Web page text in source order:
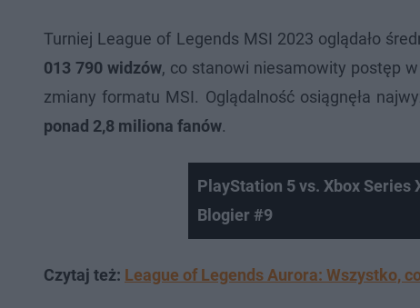
Turniej League of Legends MSI 2023 oglądało
013 790 widzów, co stanowi niesamowity postęp
zmiany formatu MSI. Oglądalność osiągnęła
ponad 2,8 miliona fanów.
PlayStation 5 vs. Xbox Series
Blogier #9
Czytaj też: League of Legends Aurora: Wszystko,